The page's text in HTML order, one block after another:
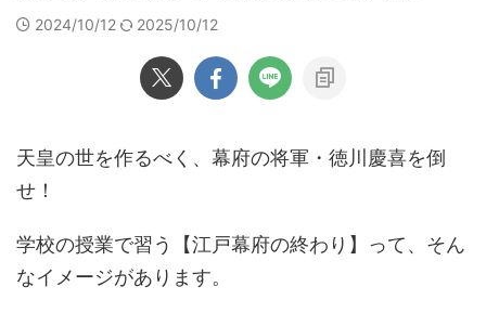
2024/10/12 2025/10/12
天皇の世を作るべく、幕府の将軍・徳川慶喜を倒
せ！
学校の授業で習う【江戸幕府の終わり】って、そん
なイメージがあります。